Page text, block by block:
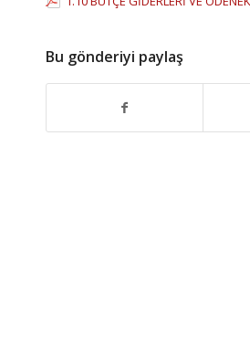
Bu gönderiyi paylaş